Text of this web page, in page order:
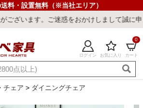
料・設置無料（※当社エリア）
。ご迷惑をおかけしまして誠に申し訳ござ
ログイン お気に入り カート
0
新規会員登録
閲覧履歴
チェア ダイニングチェア